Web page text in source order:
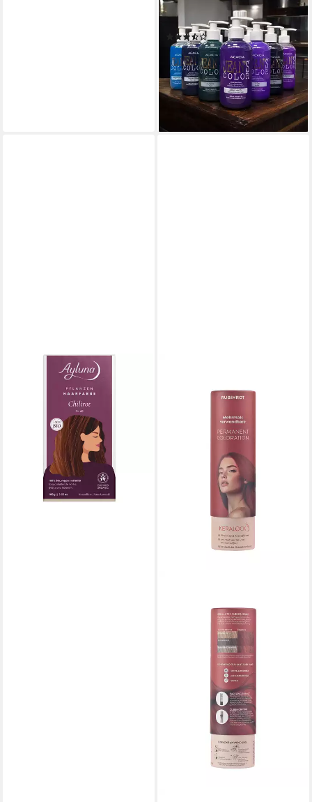
Direktziehende Haarfarbe
250ml
(7)
9,49 € UVP12,99 €
(3,80 €/ 100 ml)
-27%
lieferbar - in 3-4 Werktagen bei dir
+3
Haarfarbe Chilirot, 100 g
lieferbar - in 3-4 Werktagen bei dir